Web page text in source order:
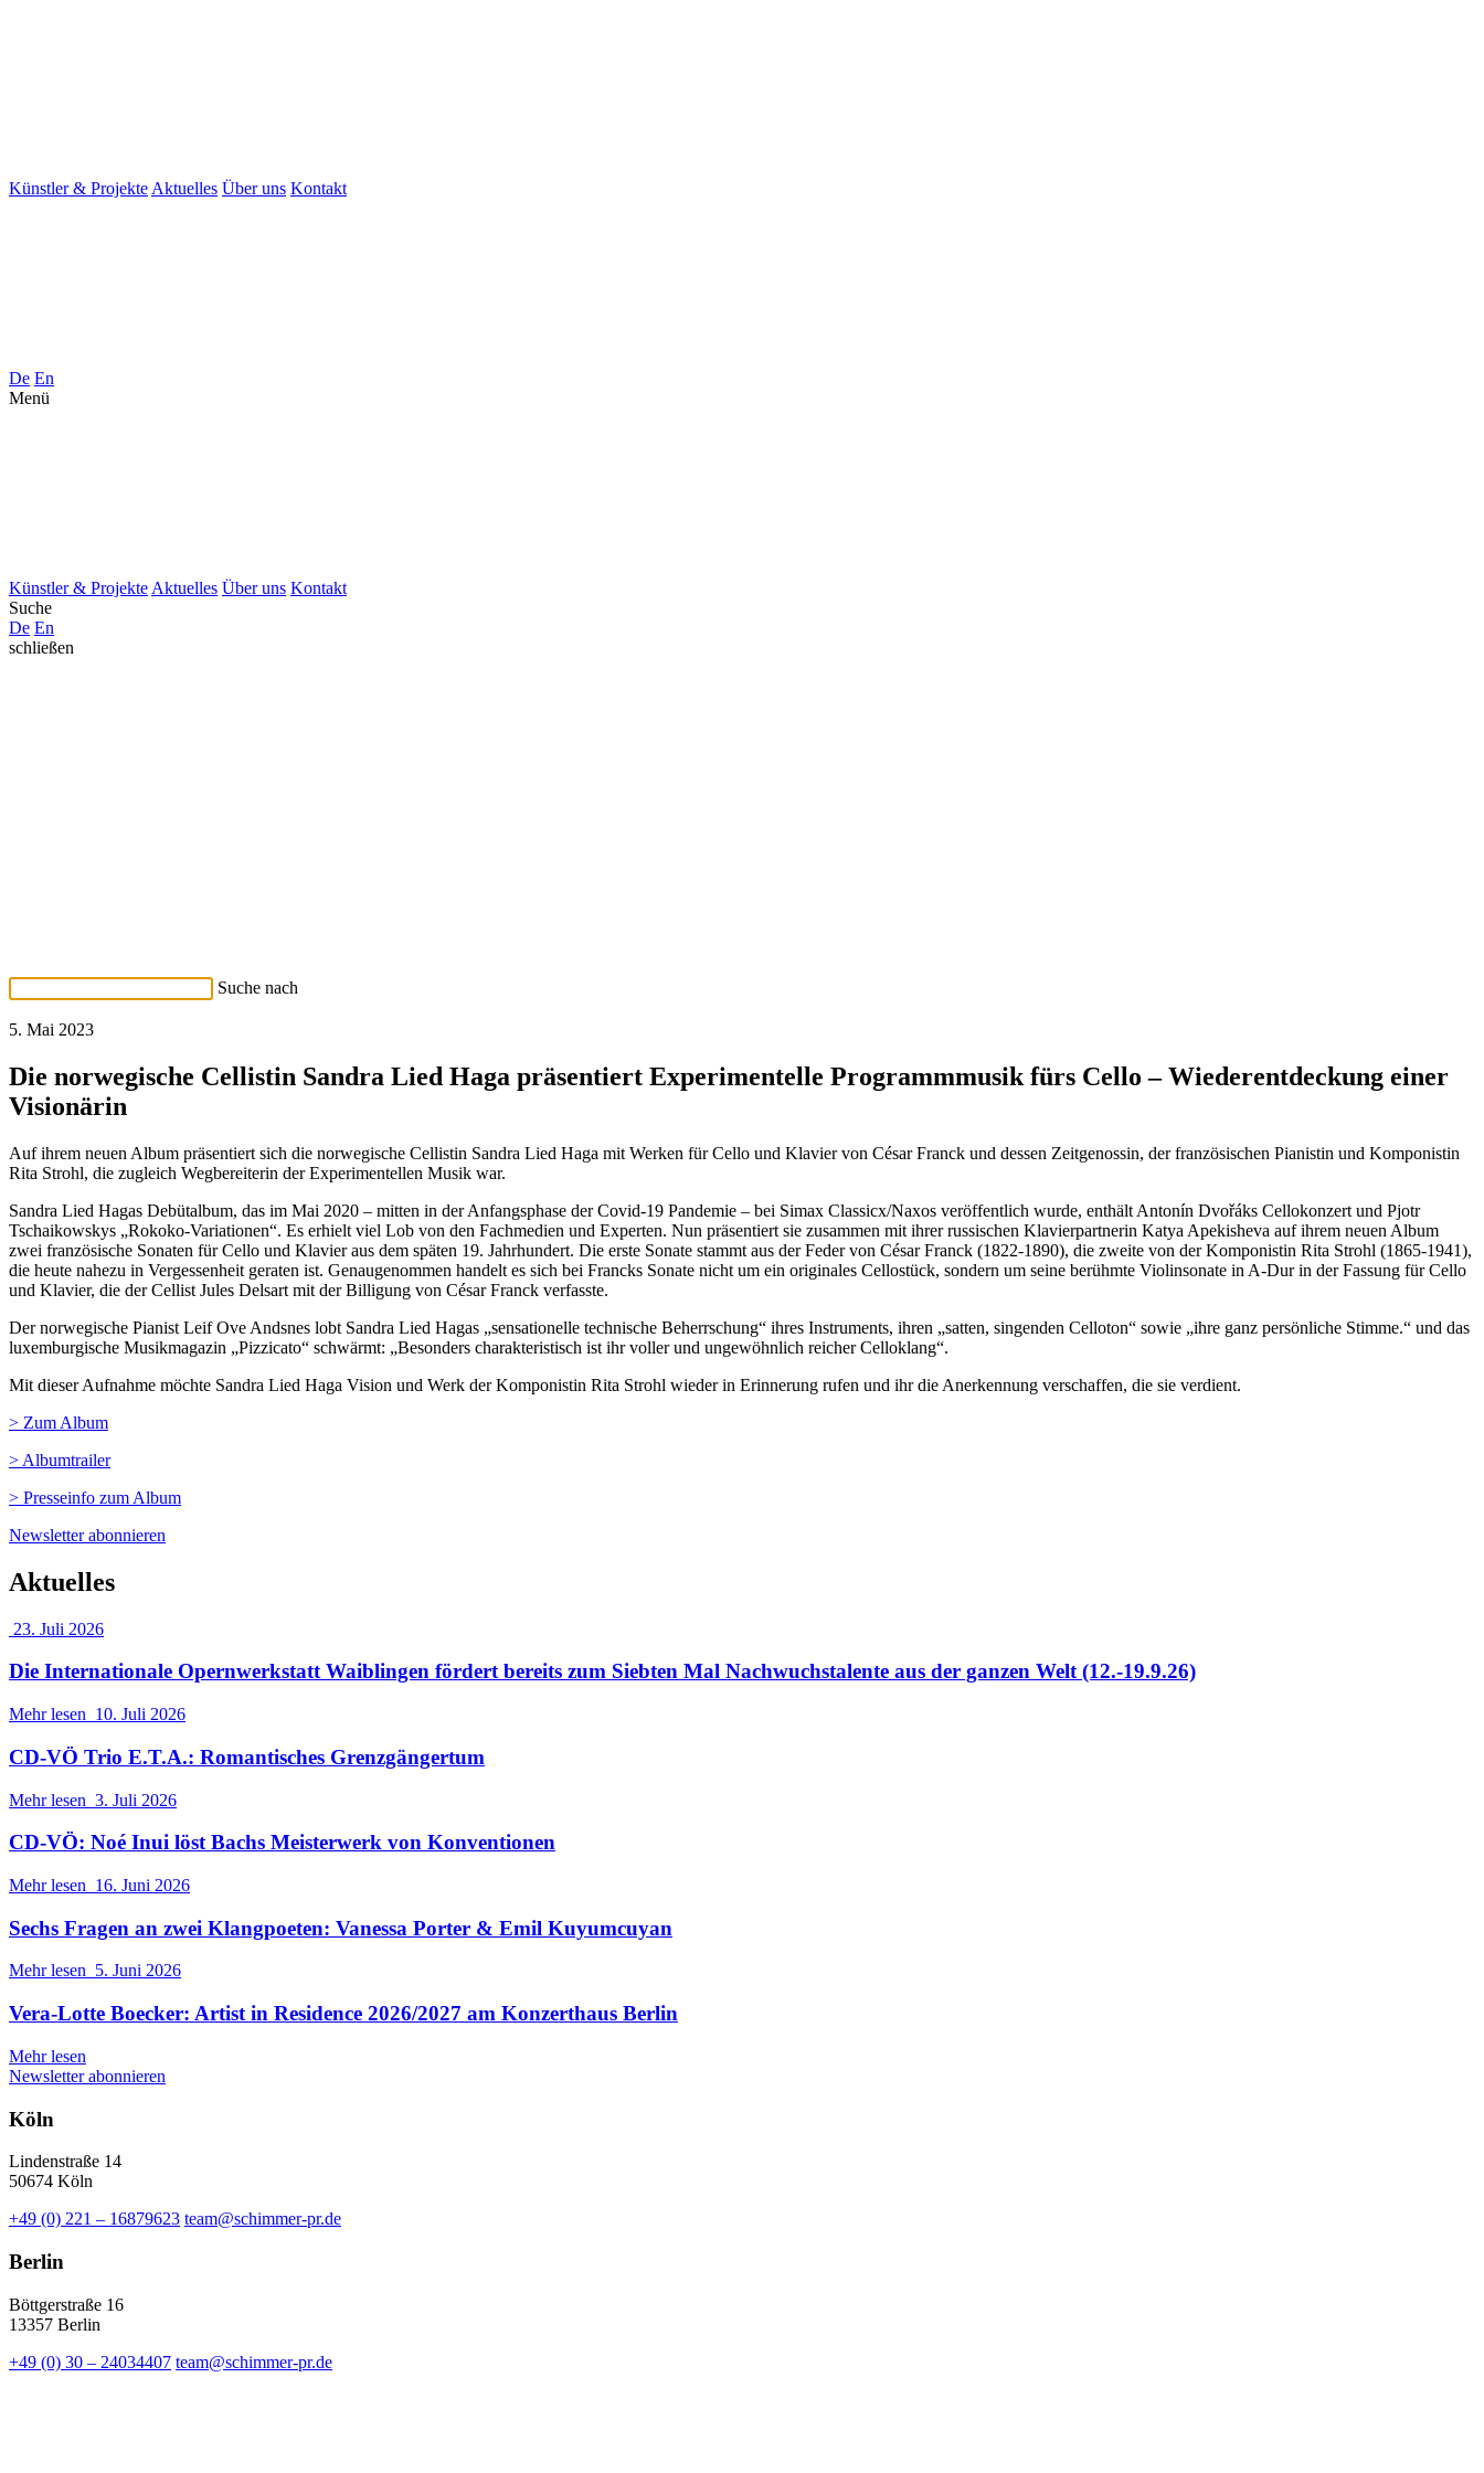
Künstler & Projekte Aktuelles Über uns Kontakt
De En
Menü
Künstler & Projekte Aktuelles Über uns Kontakt
Suche
De En
schließen
Suche nach
5. Mai 2023
Die norwegische Cellistin Sandra Lied Haga präsentiert Experimentelle Programmmusik fürs Cello – Wiederentdeckung einer
Visionärin
Auf ihrem neuen Album präsentiert sich die norwegische Cellistin Sandra Lied Haga mit Werken für Cello und Klavier von César Franck und dessen Zeitgenossin, der französischen Pianistin und Komponistin
Rita Strohl, die zugleich Wegbereiterin der Experimentellen Musik war.
Sandra Lied Hagas Debütalbum, das im Mai 2020 – mitten in der Anfangsphase der Covid-19 Pandemie – bei Simax Classicx/Naxos veröffentlich wurde, enthält Antonín Dvořáks Cellokonzert und Pjotr
Tschaikowskys „Rokoko-Variationen“. Es erhielt viel Lob von den Fachmedien und Experten. Nun präsentiert sie zusammen mit ihrer russischen Klavierpartnerin Katya Apekisheva auf ihrem neuen Album
zwei französische Sonaten für Cello und Klavier aus dem späten 19. Jahrhundert. Die erste Sonate stammt aus der Feder von César Franck (1822-1890), die zweite von der Komponistin Rita Strohl (1865-1941),
die heute nahezu in Vergessenheit geraten ist. Genaugenommen handelt es sich bei Francks Sonate nicht um ein originales Cellostück, sondern um seine berühmte Violinsonate in A-Dur in der Fassung für Cello
und Klavier, die der Cellist Jules Delsart mit der Billigung von César Franck verfasste.
Der norwegische Pianist Leif Ove Andsnes lobt Sandra Lied Hagas „sensationelle technische Beherrschung“ ihres Instruments, ihren „satten, singenden Celloton“ sowie „ihre ganz persönliche Stimme.“ und das
luxemburgische Musikmagazin „Pizzicato“ schwärmt: „Besonders charakteristisch ist ihr voller und ungewöhnlich reicher Celloklang“.
Mit dieser Aufnahme möchte Sandra Lied Haga Vision und Werk der Komponistin Rita Strohl wieder in Erinnerung rufen und ihr die Anerkennung verschaffen, die sie verdient.
> Zum Album
> Albumtrailer
> Presseinfo zum Album
Newsletter abonnieren
Aktuelles
23. Juli 2026
Die Internationale Opernwerkstatt Waiblingen fördert bereits zum Siebten Mal Nachwuchstalente aus der ganzen Welt (12.-19.9.26)
Mehr lesen 10. Juli 2026
CD-VÖ Trio E.T.A.: Romantisches Grenzgängertum
Mehr lesen 3. Juli 2026
CD-VÖ: Noé Inui löst Bachs Meisterwerk von Konventionen
Mehr lesen 16. Juni 2026
Sechs Fragen an zwei Klangpoeten: Vanessa Porter & Emil Kuyumcuyan
Mehr lesen 5. Juni 2026
Vera-Lotte Boecker: Artist in Residence 2026/2027 am Konzerthaus Berlin
Mehr lesen
Newsletter abonnieren
Köln
Lindenstraße 14
50674 Köln
+49 (0) 221 – 16879623 team@schimmer-pr.de
Berlin
Böttgerstraße 16
13357 Berlin
+49 (0) 30 – 24034407 team@schimmer-pr.de